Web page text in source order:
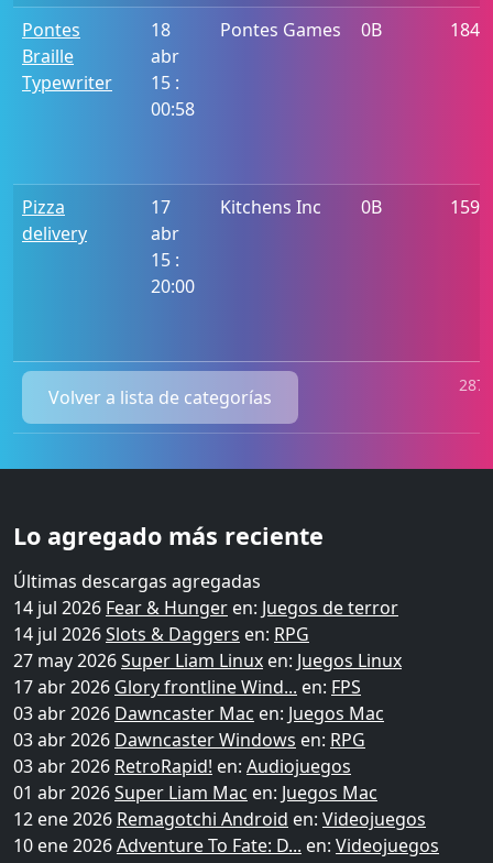
Pontes
Braille
Typewriter
18
abr
15 :
00:58
Pontes Games 0B 1849
Pizza
delivery
17
abr
15 :
20:00
Kitchens Inc 0B 1592
Volver a lista de categorías
Lo agregado más reciente
Últimas descargas agregadas
14 jul 2026 Fear & Hunger en: Juegos de terror
14 jul 2026Slots & Daggers en: RPG
27 may 2026Super Liam Linux en: Juegos Linux
17 abr 2026 Glory frontline Wind... en: FPS
03 abr 2026 Dawncaster Mac en: Juegos Mac
03 abr 2026 Dawncaster Windows en: RPG
03 abr 2026 RetroRapid! en: Audiojuegos
01 abr 2026Super Liam Mac en: Juegos Mac
12 ene 2026 Remagotchi Android en: Videojuegos
10 ene 2026Adventure To Fate: D... en: Videojuegos